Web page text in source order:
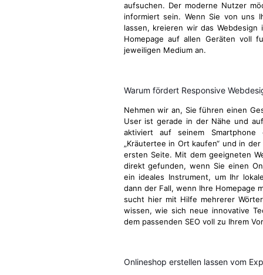
aufsuchen. Der moderne Nutzer
informiert sein. Wenn Sie von uns
lassen, kreieren wir das Webdesign
Homepage auf allen Geräten voll
jeweiligen Medium an.
Warum fördert Responsive
Nehmen wir an, Sie führen einen
User ist gerade in der Nähe und
aktiviert auf seinem
„Kräutertee in Ort kaufen“ und in
ersten Seite. Mit dem geeigneten
direkt gefunden, wenn Sie einen
ein ideales Instrument, um Ihr
dann der Fall, wenn Ihre Homepage
sucht hier mit Hilfe mehrerer
wissen, wie sich neue innovative
dem passenden SEO voll zu Ihrem
Onlineshop erstellen lassen vom